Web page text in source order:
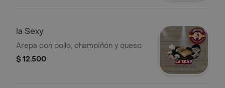
la Sexy
Arepa con pollo, champiñón y queso.
$ 12.500